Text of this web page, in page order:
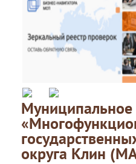
округа Клин